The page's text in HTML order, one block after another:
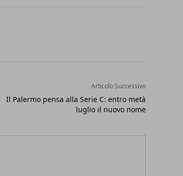
Articolo Successivo
Il Palermo pensa alla Serie C: entro metà
luglio il nuovo nome